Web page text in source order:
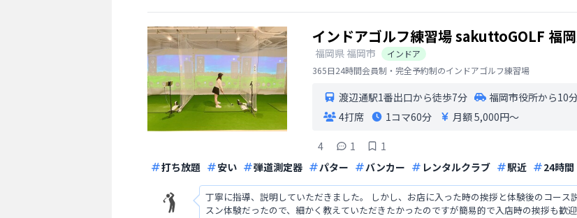
インドアゴルフ練習場 sakuttoGOLF 福
福岡県 福岡市
インドア
365日24時間会員制・完全予約制のインドアゴルフ練習場
渡辺通駅1番出口から徒歩7分
福岡市役所から10
4打席
1コマ60分 月額 5,000円〜
4 1
1
打ち放題
安い 弾道測定器 パター バンカー レンタルクラブ 駅近 24時間
丁寧に指導、説明していただきました。 しかし、お店に入った時の挨拶と体験後のコー
スン体験だったので、細かく教えていただきたかったのですが簡易的で入店時の挨拶も歓